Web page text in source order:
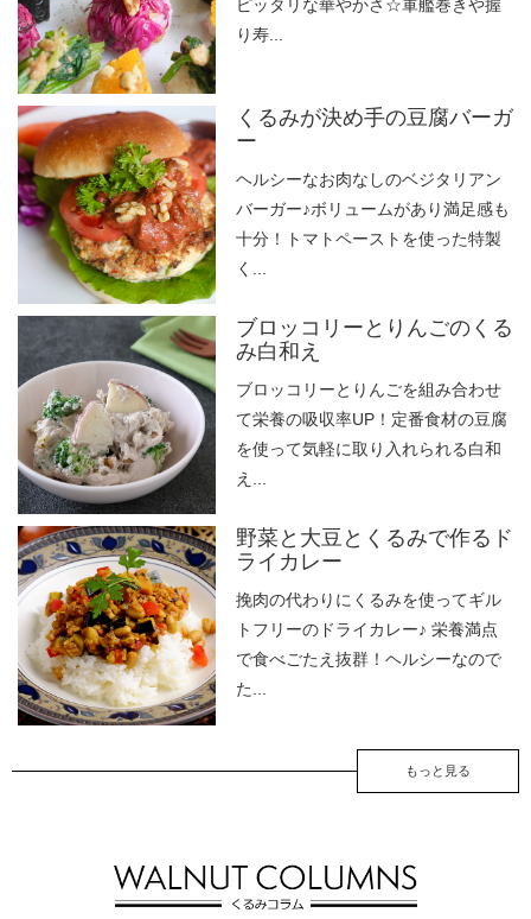
ピッタリな華やかさ☆軍艦巻きや握
り寿...
くるみが決め手の豆腐バーガ
ー
ヘルシーなお肉なしのベジタリアン
バーガー♪ボリュームがあり満足感も
十分！トマトペーストを使った特製
く...
ブロッコリーとりんごのくる
み白和え
ブロッコリーとりんごを組み合わせ
て栄養の吸収率UP！定番食材の豆腐
を使って気軽に取り入れられる白和
え...
野菜と大豆とくるみで作るド
ライカレー
挽肉の代わりにくるみを使ってギル
トフリーのドライカレー♪ 栄養満点
で食べごたえ抜群！ヘルシーなので
た...
もっと見る